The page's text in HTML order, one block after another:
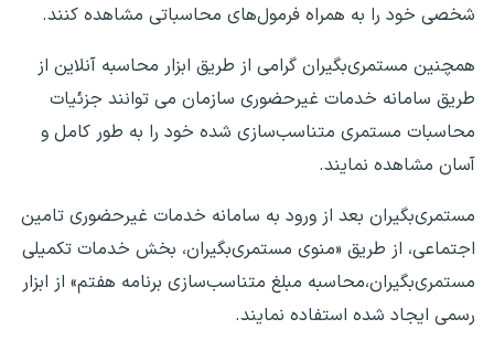
شخصی خود را به همراه فرمول‌های محاسباتی مشاهده کنند.
همچنین مستمری‌بگیران گرامی از طریق ابزار محاسبه آنلاین از
طریق سامانه خدمات غیرحضوری سازمان می ‌توانند جزئیات
محاسبات مستمری متناسب‌سازی شده خود را به طور کامل و
آسان مشاهده نمایند.
مستمری‌بگیران بعد از ورود به سامانه خدمات غیرحضوری تامین
اجتماعی، از طریق «منوی مستمری‌بگیران، بخش خدمات تکمیلی
مستمری‌بگیران،محاسبه مبلغ متناسب‌سازی برنامه هفتم» از ابزار
رسمی ایجاد شده استفاده نمایند.